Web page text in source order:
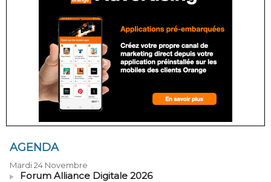
AGENDA
Mardi 24 Novembre
Forum Alliance Digitale 2026